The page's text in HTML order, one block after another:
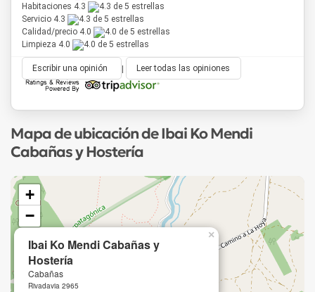
Habitaciones 4.3
Servicio 4.3
Calidad/precio 4.0
Limpieza 4.0
Escribir una opinión | Leer todas las opiniones
Mapa de ubicación de Ibai Ko Mendi
Cabañas y Hostería
Ibai Ko Mendi Cabañas y
Hostería
Cabañas
Rivadavia 2965
×
+
−